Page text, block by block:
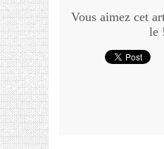
Vous aimez cet
le !